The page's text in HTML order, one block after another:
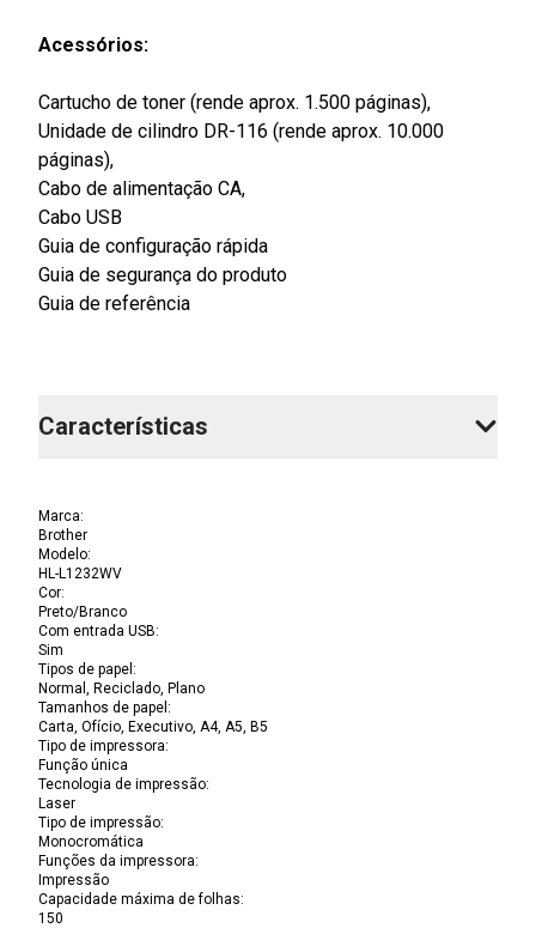
Acessórios:
Cartucho de toner (rende aprox. 1.500 páginas),
Unidade de cilindro DR-116 (rende aprox. 10.000
páginas),
Cabo de alimentação CA,
Cabo USB
Guia de configuração rápida
Guia de segurança do produto
Guia de referência
Características
Marca:
Brother
Modelo:
HL-L1232WV
Cor:
Preto/Branco
Com entrada USB:
Sim
Tipos de papel :
Normal, Reciclado, Plano
Tamanhos de papel :
Carta, Ofício, Executivo, A4, A5, B5
Tipo de impressora:
Função única
Tecnologia de impressão:
Laser
Tipo de impressão:
Monocromática
Funções da impressora:
Impressão
Capacidade máxima de folhas:
150